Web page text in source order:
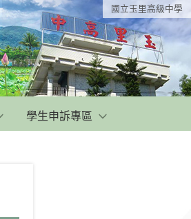
國立玉里高級中學
學生申訴專區